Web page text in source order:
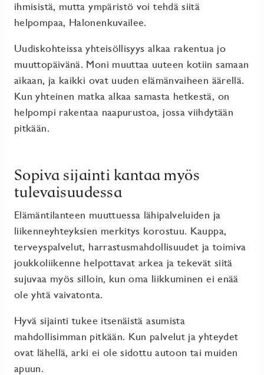
ihmisistä, mutta ympäristö voi tehdä siitä
helpompaa, Halonenkuvailee.
Uudiskohteissa yhteisöllisyys alkaa rakentua jo
muuttopäivänä. Moni muuttaa uuteen kotiin samaan
aikaan, ja kaikki ovat uuden elämänvaiheen äärellä.
Kun yhteinen matka alkaa samasta hetkestä, on
helpompi rakentaa naapurustoa, jossa viihdytään
pitkään.
Sopiva sijainti kantaa myös
tulevaisuudessa
Elämäntilanteen muuttuessa lähipalveluiden ja
liikenneyhteyksien merkitys korostuu. Kauppa,
terveyspalvelut, harrastusmahdollisuudet ja toimiva
joukkoliikenne helpottavat arkea ja tekevät siitä
sujuvaa myös silloin, kun oma liikkuminen ei enää
ole yhtä vaivatonta.
Hyvä sijainti tukee itsenäistä asumista
mahdollisimman pitkään. Kun palvelut ja yhteydet
ovat lähellä, arki ei ole sidottu autoon tai muiden
apuun.